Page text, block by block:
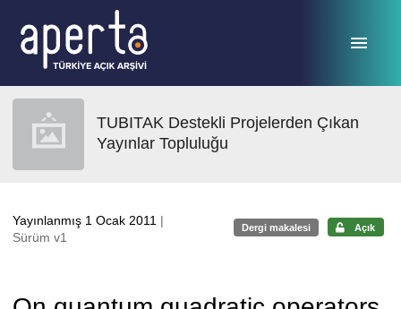
TUBITAK Destekli Projelerden Çıkan
Yayınlar Topluluğu
Yayınlanmış 1 Ocak 2011 |
Sürüm v1
Dergi makalesi Açık